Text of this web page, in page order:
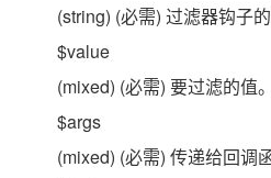
(string) (必需) 过滤器钩子的
$value
(mixed) (必需) 要过滤的值。
$args
(mixed) (必需) 传递给回调